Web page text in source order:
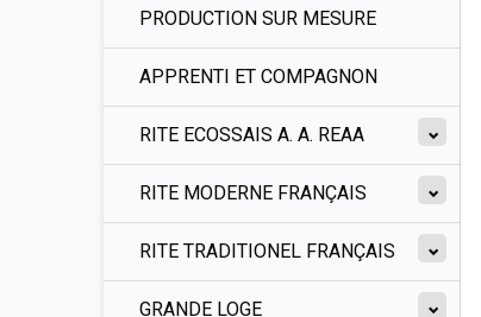
PRODUCTION SUR MESURE
APPRENTI ET COMPAGNON
RITE ECOSSAIS A. A. REAA
RITE MODERNE FRANÇAIS
RITE TRADITIONEL FRANÇAIS
GRANDE LOGE